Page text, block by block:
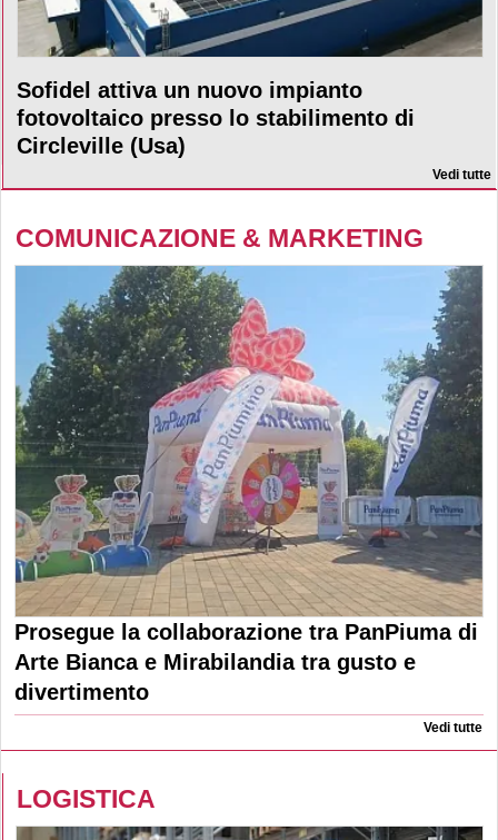
Sofidel attiva un nuovo impianto
fotovoltaico presso lo stabilimento di
Circleville (Usa)
Vedi tutte
COMUNICAZIONE & MARKETING
Prosegue la collaborazione tra PanPiuma di
Arte Bianca e Mirabilandia tra gusto e
divertimento
Vedi tutte
LOGISTICA